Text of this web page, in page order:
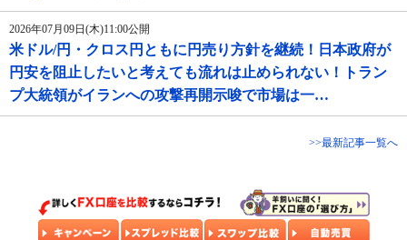
2026年07月09日(木)11:00公開
米ドル/円・クロス円ともに円売り方針を継続！日本政府が
円安を阻止したいと考えても流れは止められない！トラン
プ大統領がイランへの攻撃再開示唆で市場は一…
>>最新記事一覧へ